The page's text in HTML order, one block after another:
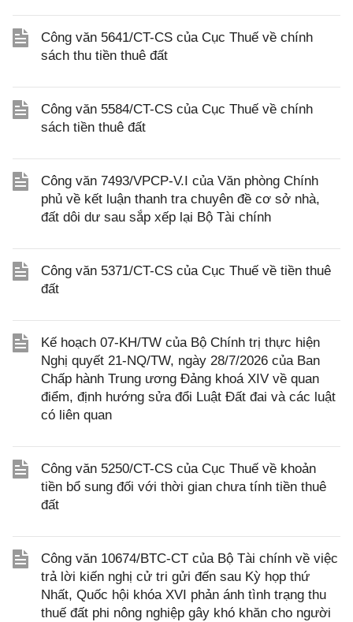
Công văn 5641/CT-CS của Cục Thuế về chính
sách thu tiền thuê đất
Công văn 5584/CT-CS của Cục Thuế về chính
sách tiền thuê đất
Công văn 7493/VPCP-V.I của Văn phòng Chính
phủ về kết luận thanh tra chuyên đề cơ sở nhà,
đất dôi dư sau sắp xếp lại Bộ Tài chính
Công văn 5371/CT-CS của Cục Thuế về tiền thuê
đất
Kế hoạch 07-KH/TW của Bộ Chính trị thực hiện
Nghị quyết 21-NQ/TW, ngày 28/7/2026 của Ban
Chấp hành Trung ương Đảng khoá XIV về quan
điểm, định hướng sửa đổi Luật Đất đai và các luật
có liên quan
Công văn 5250/CT-CS của Cục Thuế về khoản
tiền bổ sung đối với thời gian chưa tính tiền thuê
đất
Công văn 10674/BTC-CT của Bộ Tài chính về việc
trả lời kiến nghị cử tri gửi đến sau Kỳ họp thứ
Nhất, Quốc hội khóa XVI phản ánh tình trạng thu
thuế đất phi nông nghiệp gây khó khăn cho người